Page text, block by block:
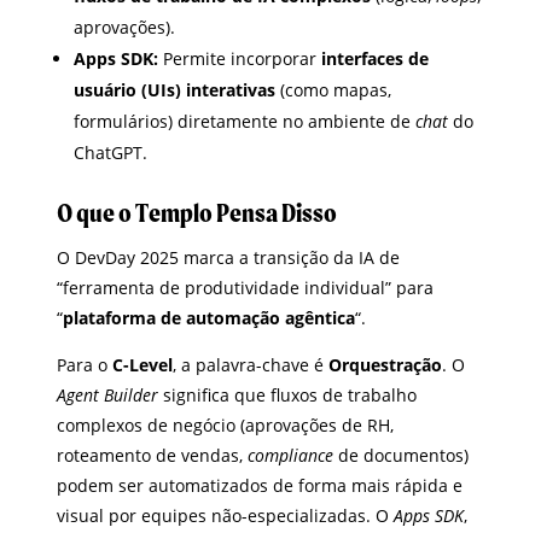
aprovações).
Apps SDK: Permite incorporar interfaces de
usuário (UIs) interativas (como mapas,
formulários) diretamente no ambiente dechat do
ChatGPT.
O que o Templo Pensa Disso
O DevDay 2025 marca a transição da IA de
“ferramenta de produtividade individual” para
“plataforma de automação agêntica“.
Para oC-Level, a palavra-chave éOrquestração. O
Agent Builder significa que fluxos de trabalho
complexos de negócio (aprovações de RH,
roteamento de vendas,compliance de documentos)
podem ser automatizados de forma mais rápida e
visual por equipes não-especializadas. OApps SDK,